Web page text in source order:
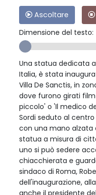
Ascoltare
Dimensione del testo:
Una statua dedicata
Italia, è stata
Villa De Sanctis, in
dove furono girati
piccolo' o 'Il medico
Sordi seduto al
con una mano alzata
statua a misura di
uno si può sedere
chiacchierata e
sindaco di Roma,
dell'inaugurazione,